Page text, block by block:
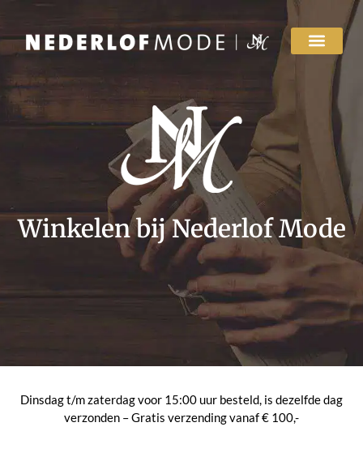
Winkelen bij Nederlof Mode
Dinsdag t/m zaterdag voor 15:00 uur besteld, is dezelfde dag
verzonden – Gratis verzending vanaf € 100,-